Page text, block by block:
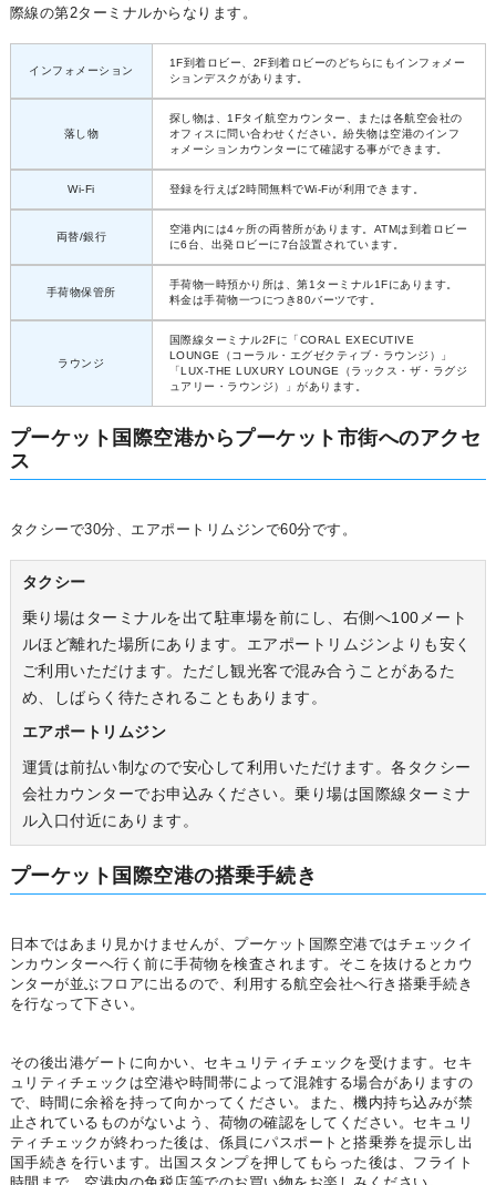
際線の第2ターミナルからなります。
インフォメーション
1F到着ロビー、2F到着ロビーのどちらにもインフォメー
ションデスクがあります。
落し物
探し物は、1Fタイ航空カウンター、または各航空会社の
オフィスに問い合わせください。紛失物は空港のインフ
ォメーションカウンターにて確認する事ができます。
Wi-Fi 登録を行えば2時間無料でWi-Fiが利用できます。
両替/銀行
空港内には4ヶ所の両替所があります。ATMは到着ロビー
に6台、出発ロビーに7台設置されています。
手荷物保管所
手荷物一時預かり所は、第1ターミナル1Fにあります。
料金は手荷物一つにつき80バーツです。
ラウンジ
国際線ターミナル2Fに「CORAL EXECUTIVE
LOUNGE（コーラル・エグゼクティブ・ラウンジ）」
「LUX-THE LUXURY LOUNGE（ラックス・ザ・ラグジ
ュアリー・ラウンジ）」があります。
プーケット国際空港からプーケット市街へのアクセ
ス
タクシーで30分、エアポートリムジンで60分です。
タクシー
乗り場はターミナルを出て駐車場を前にし、右側へ100メート
ルほど離れた場所にあります。エアポートリムジンよりも安く
ご利用いただけます。ただし観光客で混み合うことがあるた
め、しばらく待たされることもあります。
エアポートリムジン
運賃は前払い制なので安心して利用いただけます。各タクシー
会社カウンターでお申込みください。乗り場は国際線ターミナ
ル入口付近にあります。
プーケット国際空港の搭乗手続き
日本ではあまり見かけませんが、プーケット国際空港ではチェックイ
ンカウンターへ行く前に手荷物を検査されます。そこを抜けるとカウ
ンターが並ぶフロアに出るので、利用する航空会社へ行き搭乗手続き
を行なって下さい。
その後出港ゲートに向かい、セキュリティチェックを受けます。セキ
ュリティチェックは空港や時間帯によって混雑する場合がありますの
で、時間に余裕を持って向かってください。また、機内持ち込みが禁
止されているものがないよう、荷物の確認をしてください。セキュリ
ティチェックが終わった後は、係員にパスポートと搭乗券を提示し出
国手続きを行います。出国スタンプを押してもらった後は、フライト